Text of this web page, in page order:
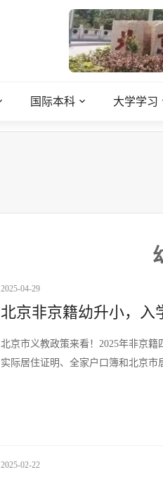
国际本科 大学学习
2025-04-29
北京非京籍幼升小，入
北京市义教政策来看！2025年非京
实际居住证明、全家户口簿和北京市
2025-02-22